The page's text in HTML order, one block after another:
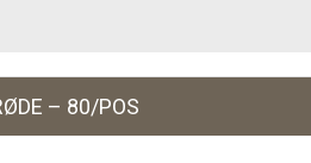
– 80/POS